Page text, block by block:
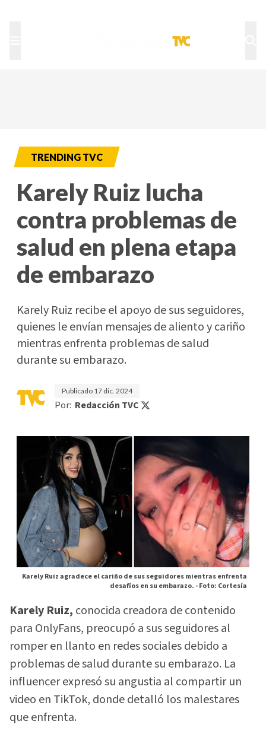
TRENDING TVC
Karely Ruiz lucha
contra problemas de
salud en plena etapa
de embarazo
Karely Ruiz recibe el apoyo de sus seguidores,
quienes le envían mensajes de aliento y cariño
mientras enfrenta problemas de salud
durante su embarazo.
Publicado 17 dic. 2024
Por: Redacción TVC
Karely Ruiz agradece el cariño de sus seguidores mientras enfrenta
desafíos en su embarazo. -Foto: Cortesía
Karely Ruiz, conocida creadora de contenido
para OnlyFans, preocupó a sus seguidores al
romper en llanto en redes sociales debido a
problemas de salud durante su embarazo. La
influencer expresó su angustia al compartir un
video en TikTok, donde detalló los malestares
que enfrenta.